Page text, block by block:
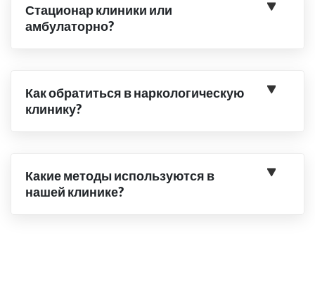
Стационар клиники или
амбулаторно?
Как обратиться в наркологическую
клинику?
Какие методы используются в
нашей клинике?